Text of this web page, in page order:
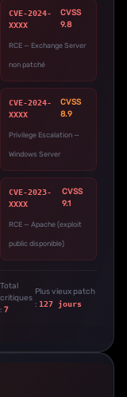
CVE-2024-
XXXX
CVSS
9.8
RCE — Exchange Server
non patché
CVE-2024-
XXXX
CVSS
8.9
Privilege Escalation —
Windows Server
CVE-2023-
XXXX
CVSS
9.1
RCE — Apache (exploit
public disponible)
Total
critiques
: 7
Plus vieux patch
: 127 jours